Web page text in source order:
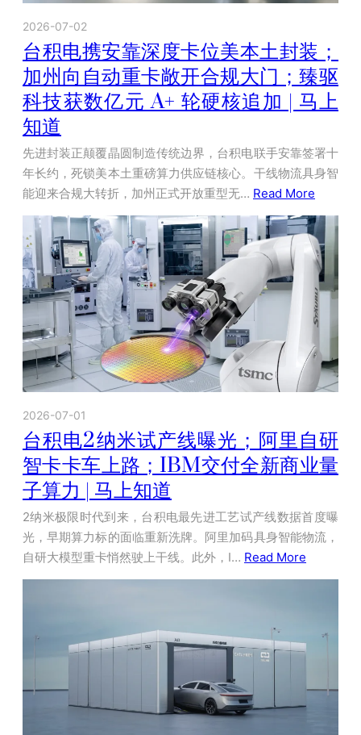
2026-07-02
台积电携安靠深度卡位美本土封装；
加州向自动重卡敞开合规大门；臻驱
科技获数亿元 A+ 轮硬核追加 | 马上
知道
先进封装正颠覆晶圆制造传统边界，台积电联手安靠签署十
年长约，死锁美本土重磅算力供应链核心。干线物流具身智
能迎来合规大转折，加州正式开放重型无… Read More
2026-07-01
台积电2纳米试产线曝光；阿里自研
智卡卡车上路；IBM交付全新商业量
子算力 | 马上知道
2纳米极限时代到来，台积电最先进工艺试产线数据首度曝
光，早期算力标的面临重新洗牌。阿里加码具身智能物流，
自研大模型重卡悄然驶上干线。此外，I… Read More